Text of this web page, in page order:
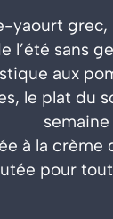
yaourt grec,
l’été sans
aux
le plat du
semaine
à la crème
pour